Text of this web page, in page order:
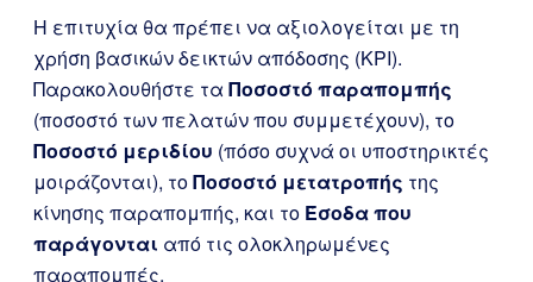
Η επιτυχία θα πρέπει να αξιολογείται με τη
χρήση βασικών δεικτών απόδοσης (KPI).
Παρακολουθήστε τα Ποσοστό παραπομπής
(ποσοστό των πελατών που συμμετέχουν), το
Ποσοστό μεριδίου (πόσο συχνά οι υποστηρικτές
μοιράζονται), τοΠοσοστό μετατροπής της
κίνησης παραπομπής, και το Έσοδα που
παράγονται από τις ολοκληρωμένες
παραπομπές.